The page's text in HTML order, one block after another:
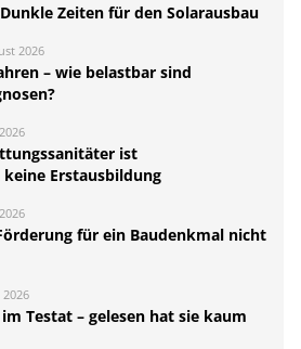
Dunkle Zeiten für den Solarausbau
2026
– wie belastbar sind
ist
Erstausbildung
für ein Baudenkmal nicht
2026
Testat – gelesen hat sie kaum